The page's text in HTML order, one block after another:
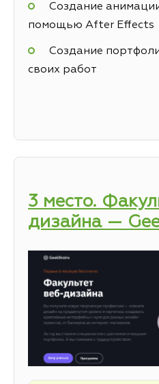
Создание
помощью After Effects
Создание
своих работ
3 место.
дизайна —